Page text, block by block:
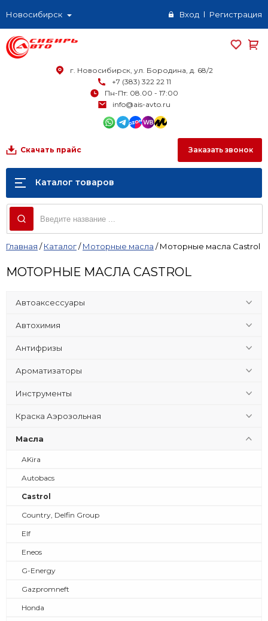
Новосибирск Вход Регистрация
г. Новосибирск, ул. Бородина, д. 68/2
+7 (383) 322 22 11
Пн-Пт: 08.00 - 17:00
info@ais-avto.ru
Заказать звонок
Скачать прайс
Каталог товаров
Главная /Каталог/Моторные масла /Моторные масла Castrol
МОТОРНЫЕ МАСЛА CASTROL
Автоаксессуары
Автохимия
Антифризы
Ароматизаторы
Инструменты
Краска Аэрозольная
Масла
AKira
Autobacs
Castrol
Country, Delfin Group
Elf
Eneos
G-Energy
Gazpromneft
Honda